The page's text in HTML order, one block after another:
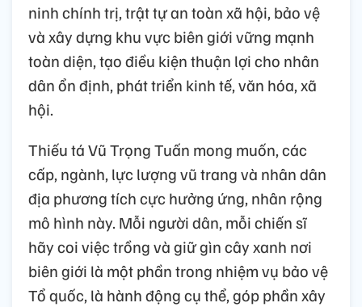
ninh chính trị, trật tự an toàn xã hội, bảo vệ
và xây dựng khu vực biên giới vững mạnh
toàn diện, tạo điều kiện thuận lợi cho nhân
dân ổn định, phát triển kinh tế, văn hóa, xã
hội.
Thiếu tá Vũ Trọng Tuấn mong muốn, các
cấp, ngành, lực lượng vũ trang và nhân dân
địa phương tích cực hưởng ứng, nhân rộng
mô hình này. Mỗi người dân, mỗi chiến sĩ
hãy coi việc trồng và giữ gìn cây xanh nơi
biên giới là một phần trong nhiệm vụ bảo vệ
Tổ quốc, là hành động cụ thể, góp phần xây